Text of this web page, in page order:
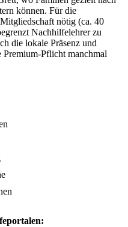
können. Für die
nötig (ca. 40
Nachhilfelehrer zu
die lokale Präsenz und
Pflicht manchmal